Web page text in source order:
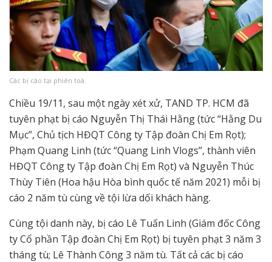
Các bị cáo tại phiên toà.
Chiều 19/11, sau một ngày xét xử, TAND TP. HCM đã
tuyên phạt bị cáo Nguyễn Thị Thái Hằng (tức “Hằng Du
Mục”, Chủ tịch HĐQT Công ty Tập đoàn Chị Em Rọt);
Phạm Quang Linh (tức “Quang Linh Vlogs”, thành viên
HĐQT Công ty Tập đoàn Chị Em Rọt) và Nguyễn Thúc
Thùy Tiên (Hoa hậu Hòa bình quốc tế năm 2021) mỗi bị
cáo 2 năm tù cùng về tội lừa dối khách hàng.
Cùng tội danh này, bị cáo Lê Tuấn Linh (Giám đốc Công
ty Cổ phần Tập đoàn Chị Em Rọt) bị tuyên phạt 3 năm 3
tháng tù; Lê Thành Công 3 năm tù. Tất cả các bị cáo